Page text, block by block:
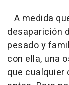
A medida
desaparición
pesado y
con ella, una
que cualquier